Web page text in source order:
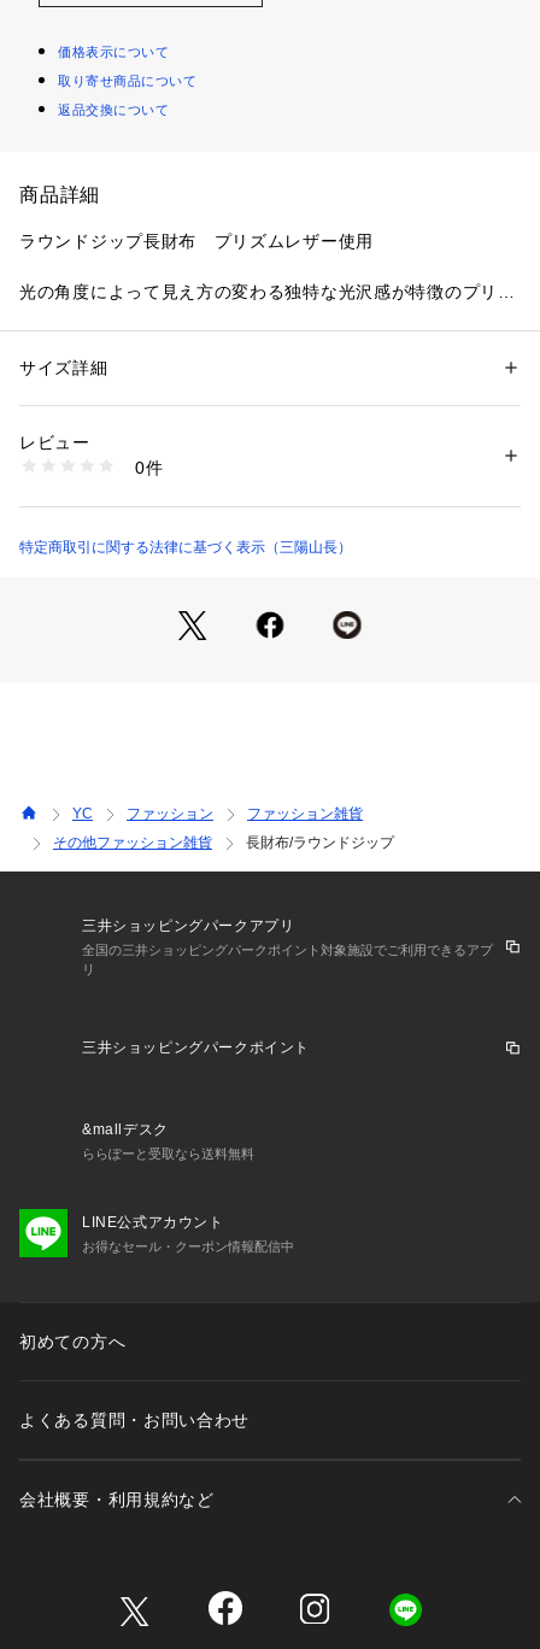
価格表示について
取り寄せ商品について
返品交換について
商品詳細
ラウンドジップ長財布　プリズムレザー使用
光の角度によって見え方の変わる独特な光沢感が特徴のプリズ
革本来の風合いが残りながら、適度なハリがあり型崩れしにく
いのも魅力です。
ます。
※この商品はサンプルでの撮影を行っています。
性別：メンズ
貨
生産国：日本製
2160900000569
サイズ詳細
レビュー
0件
特定商取引に関する法律に基づく表示（三陽山長）
YC ファッション
ファッション雑貨
その他ファッション雑貨
長財布/ラウンドジップ
三井ショッピングパークアプリ
全国の三井ショッピングパークポイント対象施設でご利用できるアプ
リ
三井ショッピングパークポイント
&mallデスク
ららぽーと受取なら送料無料
LINE公式アカウント
お得なセール・クーポン情報配信中
初めての方へ
よくある質問・お問い合わせ
会社概要・利用規約など